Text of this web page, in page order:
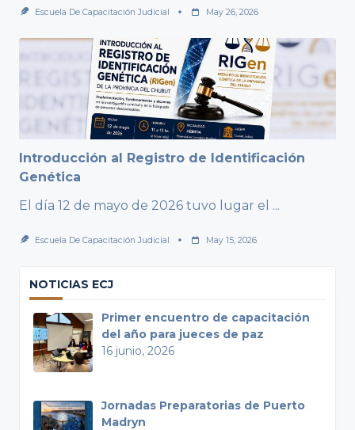
Escuela De Capacitación Judicial May 26, 2026
Introducción al Registro de Identificación
Genética
El día 12 de mayo de 2026 tuvo lugar el ...
Escuela De Capacitación Judicial May 15, 2026
NOTICIAS ECJ
Primer encuentro de capacitación
del año para jueces de paz
16 junio, 2026
Jornadas Preparatorias de Puerto
Madryn